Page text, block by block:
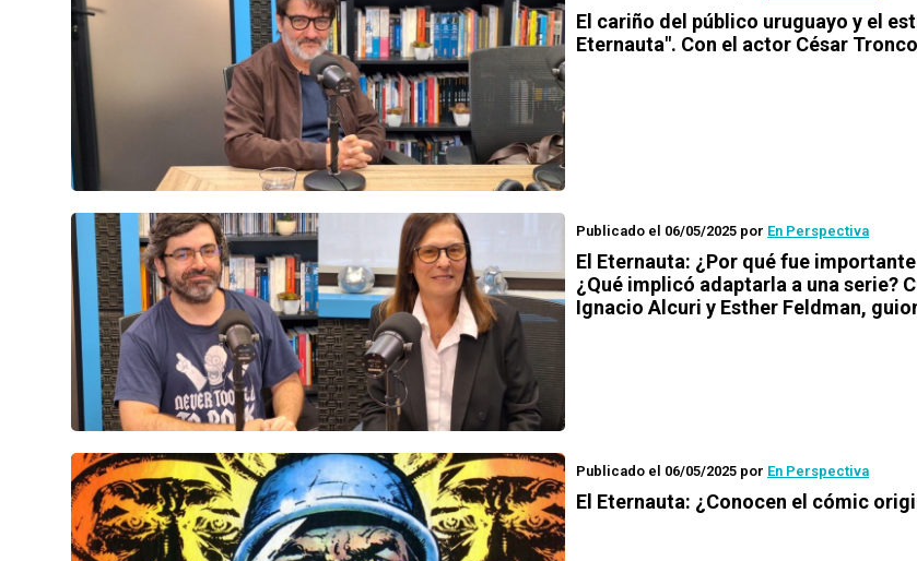
El cariño del público uruguayo y el
Eternauta". Con el actor César
Publicado el 06/05/2025 por En Perspectiva
El Eternauta: ¿Por qué fue
¿Qué implicó adaptarla a una serie?
Ignacio Alcuri y Esther Feldman,
Publicado el 06/05/2025 por En Perspectiva
El Eternauta: ¿Conocen el cómic